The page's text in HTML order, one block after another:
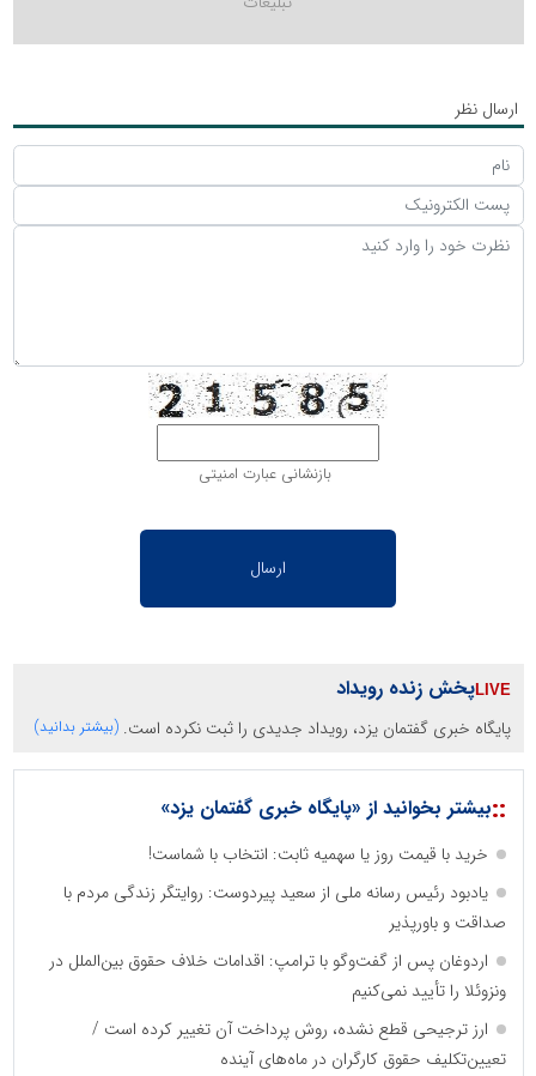
ارسال نظر
بازنشانی عبارت امنیتی
پخش زنده رویداد
پایگاه خبری گفتمان یزد، رویداد جدیدی را ثبت نکرده است. (بیشتر بدانید)
::بیشتر بخوانید از «پایگاه خبری گفتمان یزد»
خرید با قیمت روز یا سهمیه ثابت: انتخاب با شماست!
یادبود رئیس رسانه ملی از سعید پیردوست: روایتگر زندگی مردم با
صداقت و باورپذیر
اردوغان پس از گفت‌وگو با ترامپ: اقدامات خلاف حقوق بین‌الملل در
ونزوئلا را تأیید نمی‌کنیم
ارز ترجیحی قطع نشده، روش پرداخت آن تغییر کرده است /
تعیین‌تکلیف حقوق کارگران در ماه‌های آینده